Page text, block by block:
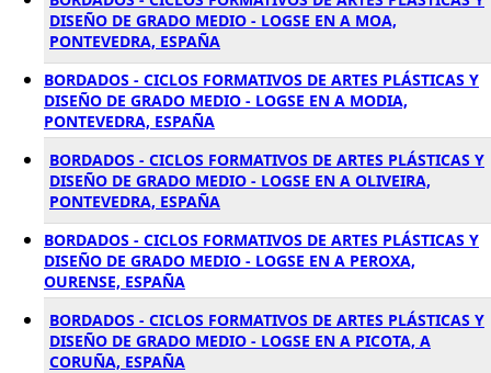
DISEÑO DE GRADO MEDIO - LOGSE EN A MOA,
PONTEVEDRA, ESPAÑA
BORDADOS - CICLOS FORMATIVOS DE ARTES PLÁSTICAS Y
DISEÑO DE GRADO MEDIO - LOGSE EN A MODIA,
PONTEVEDRA, ESPAÑA
BORDADOS - CICLOS FORMATIVOS DE ARTES PLÁSTICAS Y
DISEÑO DE GRADO MEDIO - LOGSE EN A OLIVEIRA,
PONTEVEDRA, ESPAÑA
BORDADOS - CICLOS FORMATIVOS DE ARTES PLÁSTICAS Y
DISEÑO DE GRADO MEDIO - LOGSE EN A PEROXA,
OURENSE, ESPAÑA
BORDADOS - CICLOS FORMATIVOS DE ARTES PLÁSTICAS Y
DISEÑO DE GRADO MEDIO - LOGSE EN A PICOTA, A
CORUÑA, ESPAÑA